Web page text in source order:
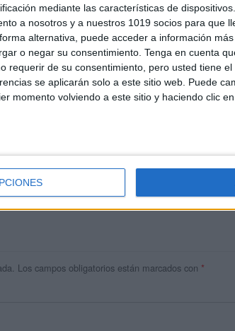
mediante las características de
a nosotros y a nuestros 1019 socios para que
alternativa, puede acceder a información
o negar su consentimiento. Tenga en cuenta
requerir de su consentimiento, pero usted tiene
se aplicarán solo a este sitio web. Puede
momento volviendo a este sitio y haciendo clic
información.
Los campos obligatorios están marcados con *